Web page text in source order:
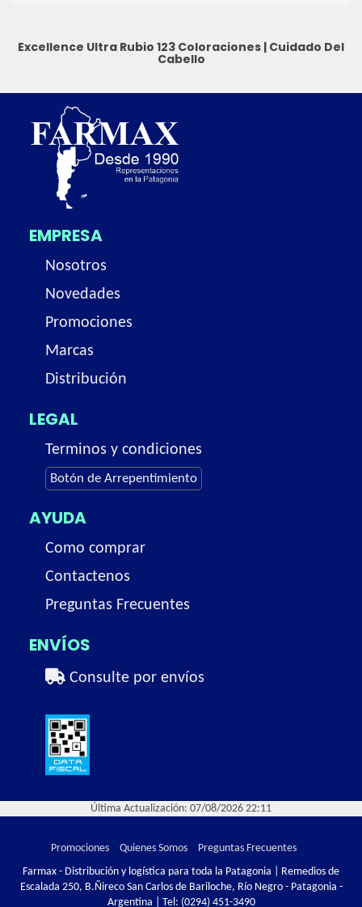
Excellence Ultra Rubio 123 Coloraciones | Cuidado Del
Cabello
EMPRESA
Nosotros
Novedades
Promociones
Marcas
Distribución
LEGAL
Terminos y condiciones
Botón de Arrepentimiento
AYUDA
Como comprar
Contactenos
Preguntas Frecuentes
ENVÍOS
Consulte por envíos
Última Actualización: 07/08/2026 22:11
Promociones Quienes Somos
Preguntas Frecuentes
Farmax - Distribución y logística para toda la Patagonia | Remedios de
Escalada 250, B.Ñireco San Carlos de Bariloche, Río Negro - Patagonia -
Argentina | Tel: (0294) 451-3490